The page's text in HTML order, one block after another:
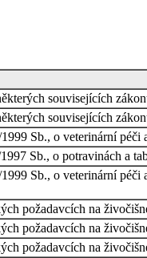
souvisejících
souvisejících
Sb., o veterinární
Sb., o potravinách a
Sb., o veterinární
požadavcích na
požadavcích na
požadavcích na